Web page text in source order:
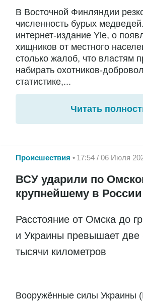
В Восточной Финляндии
численность бурых
интернет-издание Yle, о
хищников от местного
столько жалоб, что властям
набирать охотников-
статистике,...
Читать
Происшествия 17:54 / 06 Июля
ВСУ ударили по
крупнейшему в России
Расстояние от Омска до
и Украины превышает две
тысячи километров
Вооружённые силы Украины